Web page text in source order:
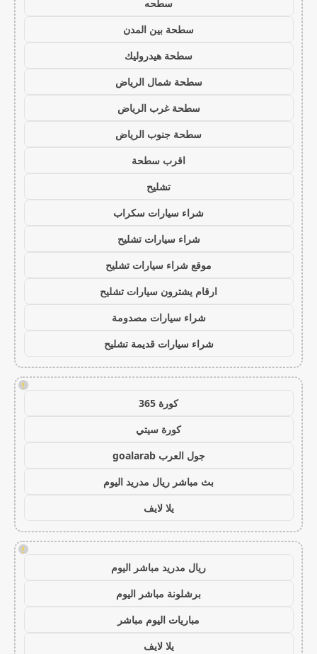
سطحه
سطحة بين المدن
سطحة هيدروليك
سطحة شمال الرياض
سطحة غرب الرياض
سطحة جنوب الرياض
اقرب سطحة
تشليح
شراء سيارات سكراب
شراء سيارات تشليح
موقع شراء سيارات تشليح
ارقام يشترون سيارات تشليح
شراء سيارات مصدومة
شراء سيارات قديمة تشليح
!
كورة 365
كورة سيتي
جول العرب goalarab
بث مباشر ريال مدريد اليوم
يلا لايف
!
ريال مدريد مباشر اليوم
برشلونة مباشر اليوم
مباريات اليوم مباشر
يلا لايف